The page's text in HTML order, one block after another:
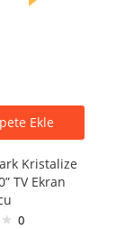
Ekle
Kristalize
TV Ekran
0